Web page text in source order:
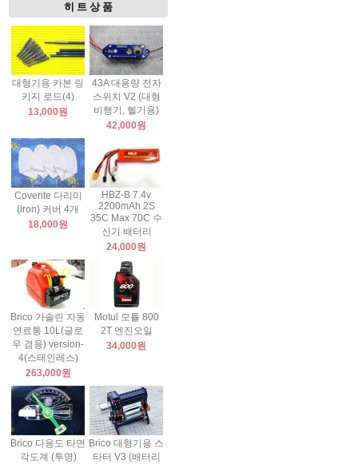
히 트 상 품
대형기용 카본 링
키지 로드(4)
13,000원
43A 대용량 전자
스위치 V2 (대형
비행기, 헬기용)
42,000원
Coverite 다리미
(iron) 커버 4개
18,000원
HBZ-B 7.4v
2200mAh 2S
35C Max 70C 수
신기 배터리
24,000원
Brico 가솔린 자동
연료통 10L(글로
우 겸용) version-
4(스테인레스)
263,000원
Motul 모튤 800
2T 엔진오일
34,000원
Brico 다용도 타면
각도계 (투명)
Brico 대형기용 스
타터 V3 (배터리